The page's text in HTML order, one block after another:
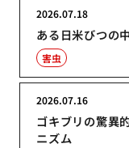
ある日米びつの
2026.07.18
害虫
ゴキブリの驚異
ニズム
2026.07.16